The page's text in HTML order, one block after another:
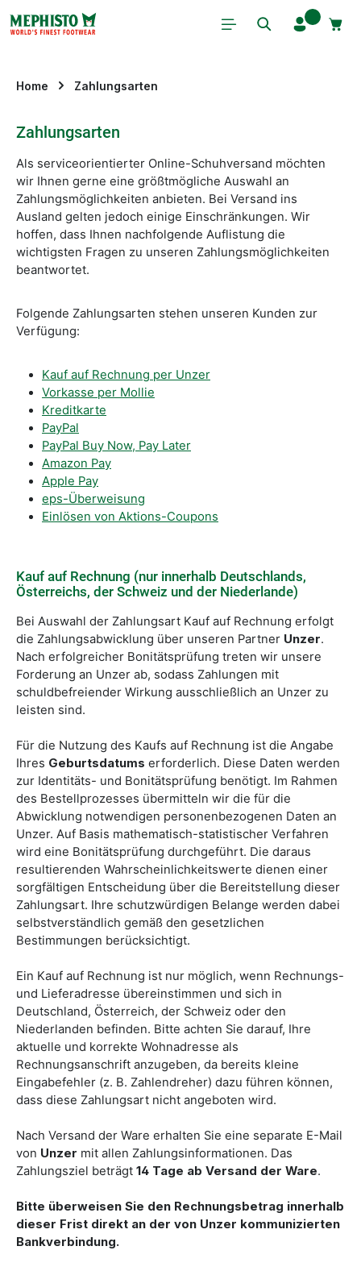
Zum Hauptinhalt springen
Home Zahlungsarten
Zahlungsarten
Als serviceorientierter Online-Schuhversand möchten
wir Ihnen gerne eine größtmögliche Auswahl an
Zahlungsmöglichkeiten anbieten. Bei Versand ins
Ausland gelten jedoch einige Einschränkungen. Wir
hoffen, dass Ihnen nachfolgende Auflistung die
wichtigsten Fragen zu unseren Zahlungsmöglichkeiten
beantwortet.
Folgende Zahlungsarten stehen unseren Kunden zur
Verfügung:
Kauf auf Rechnung per Unzer
Vorkasse per Mollie
Kreditkarte
PayPal
PayPal Buy Now, Pay Later
Amazon Pay
Apple Pay
eps-Überweisung
Einlösen von Aktions-Coupons
Kauf auf Rechnung (nur innerhalb Deutschlands,
Österreichs, der Schweiz und der Niederlande)
Bei Auswahl der Zahlungsart Kauf auf Rechnung erfolgt
die Zahlungsabwicklung über unseren Partner Unzer.
Nach erfolgreicher Bonitätsprüfung treten wir unsere
Forderung an Unzer ab, sodass Zahlungen mit
schuldbefreiender Wirkung ausschließlich an Unzer zu
leisten sind.
Für die Nutzung des Kaufs auf Rechnung ist die Angabe
Ihres Geburtsdatums erforderlich. Diese Daten werden
zur Identitäts- und Bonitätsprüfung benötigt. Im Rahmen
des Bestellprozesses übermitteln wir die für die
Abwicklung notwendigen personenbezogenen Daten an
Unzer. Auf Basis mathematisch-statistischer Verfahren
wird eine Bonitätsprüfung durchgeführt. Die daraus
resultierenden Wahrscheinlichkeitswerte dienen einer
sorgfältigen Entscheidung über die Bereitstellung dieser
Zahlungsart. Ihre schutzwürdigen Belange werden dabei
selbstverständlich gemäß den gesetzlichen
Bestimmungen berücksichtigt.
Ein Kauf auf Rechnung ist nur möglich, wenn Rechnungs-
und Lieferadresse übereinstimmen und sich in
Deutschland, Österreich, der Schweiz oder den
Niederlanden befinden. Bitte achten Sie darauf, Ihre
aktuelle und korrekte Wohnadresse als
Rechnungsanschrift anzugeben, da bereits kleine
Eingabefehler (z. B. Zahlendreher) dazu führen können,
dass diese Zahlungsart nicht angeboten wird.
Nach Versand der Ware erhalten Sie eine separate E-Mail
von Unzer mit allen Zahlungsinformationen. Das
Zahlungsziel beträgt 14 Tage ab Versand der Ware.
Bitte überweisen Sie den Rechnungsbetrag innerhalb
dieser Frist direkt an der von Unzer kommunizierten
Bankverbindung.